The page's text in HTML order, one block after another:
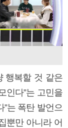
행복할 것 같은
인다”는 고민을
는 폭탄 발언으
뿐만 아니라 어